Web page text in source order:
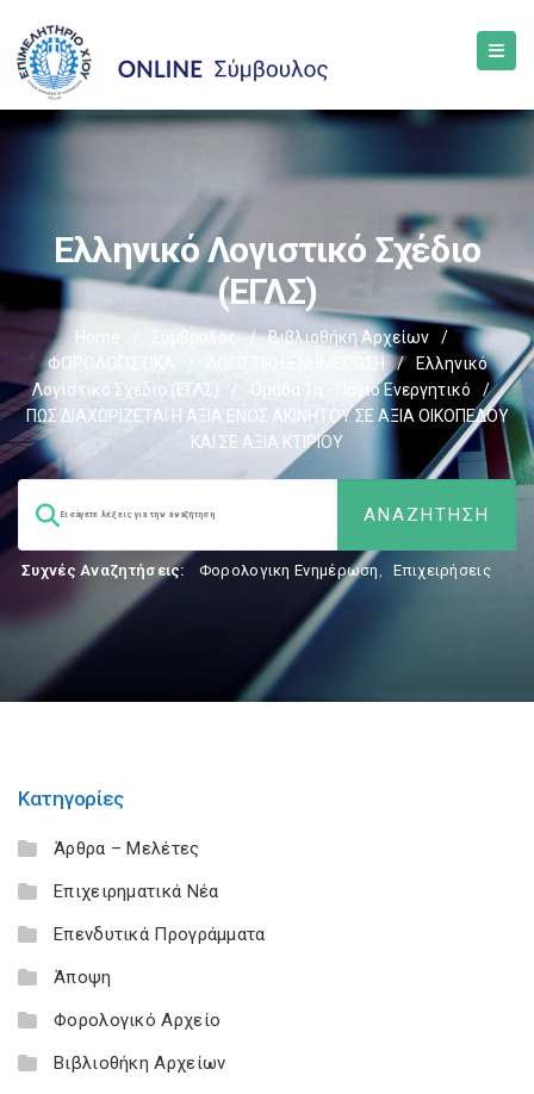
Ελληνικό Λογιστικό Σχέδιο
(ΕΓΛΣ)
Home Σύμβουλος / Βιβλιοθήκη Αρχείων
/
ΦΟΡΟΛΟΓΙΣΤΙΚΑ
ΛΟΓΙΣΤΙΚΗ ΕΝΗΜΕΡΩΣΗ /
Ελληνικό
Λογιστικό Σχέδιο (ΕΓΛΣ)
/ Ομάδα 1η - Πάγιο Ενεργητικό
/
ΠΩΣ ΔΙΑΧΩΡΙΖΕΤΑΙ Η ΑΞΙΑ ΕΝΟΣ ΑΚΙΝΗΤΟΥ ΣΕ ΑΞΙΑ ΟΙΚΟΠΕΔΟΥ
ΚΑΙ ΣΕ ΑΞΙΑ ΚΤΙΡΙΟΥ
Συχνές Αναζητήσεις: Φορολογικη Ενημέρωση, Επιχειρήσεις
Κατηγορίες
Άρθρα – Μελέτες
Επιχειρηματικά Νέα
Επενδυτικά Προγράμματα
Άποψη
Φορολογικό Αρχείο
Βιβλιοθήκη Αρχείων